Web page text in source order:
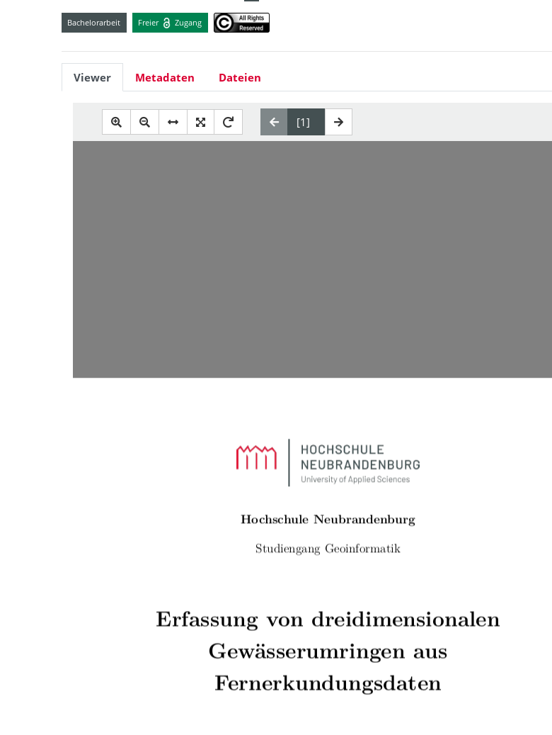
Bachelorarbeit Freier Zugang
Viewer Metadaten Dateien
Hochschule Neubrandenburg
Studiengang Geoinformatik
Erfassung von dreidimensionalen
Gewässerumringen aus
Fernerkundungsdaten